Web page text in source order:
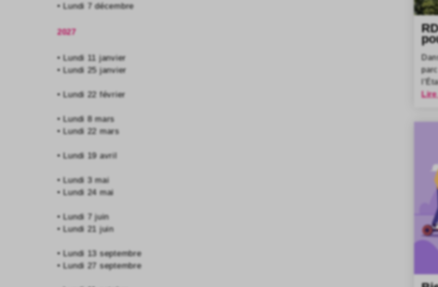
• Lundi 7 décembre
2027
• Lundi 11 janvier
• Lundi 25 janvier
• Lundi 22 février
• Lundi 8 mars
• Lundi 22 mars
• Lundi 19 avril
• Lundi 3 mai
• Lundi 24 mai
• Lundi 7 juin
• Lundi 21 juin
• Lundi 13 septembre
• Lundi 27 septembre